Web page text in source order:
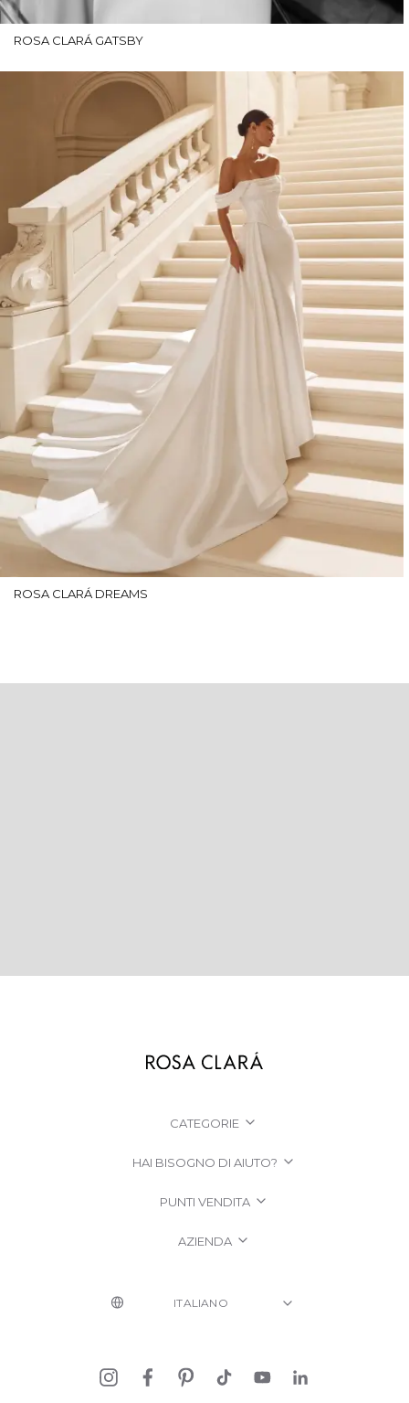
ROSA CLARÁ GATSBY
ROSA CLARÁ DREAMS
CATEGORIE
HAI BISOGNO DI AIUTO?
PUNTI VENDITA
AZIENDA